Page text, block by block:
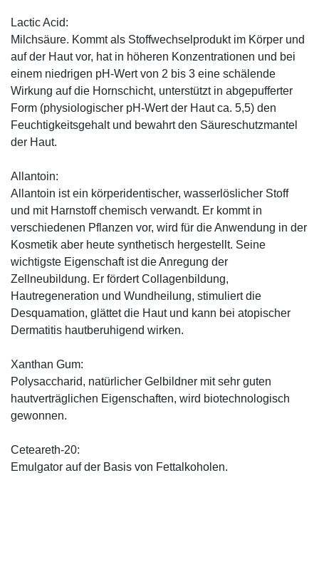
Lactic Acid:
Milchsäure. Kommt als Stoffwechselprodukt im Körper und
auf der Haut vor, hat in höheren Konzentrationen und bei
einem niedrigen pH-Wert von 2 bis 3 eine schälende
Wirkung auf die Hornschicht, unterstützt in abgepufferter
Form (physiologischer pH-Wert der Haut ca. 5,5) den
Feuchtigkeitsgehalt und bewahrt den Säureschutzmantel
der Haut.
Allantoin:
Allantoin ist ein körperidentischer, wasserlöslicher Stoff
und mit Harnstoff chemisch verwandt. Er kommt in
verschiedenen Pflanzen vor, wird für die Anwendung in der
Kosmetik aber heute synthetisch hergestellt. Seine
wichtigste Eigenschaft ist die Anregung der
Zellneubildung. Er fördert Collagenbildung,
Hautregeneration und Wundheilung, stimuliert die
Desquamation, glättet die Haut und kann bei atopischer
Dermatitis hautberuhigend wirken.
Xanthan Gum:
Polysaccharid, natürlicher Gelbildner mit sehr guten
hautverträglichen Eigenschaften, wird biotechnologisch
gewonnen.
Ceteareth-20:
Emulgator auf der Basis von Fettalkoholen.